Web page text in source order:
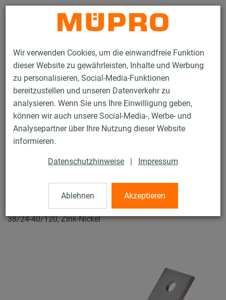
Wir verwenden Cookies, um die einwandfreie Funktion
dieser Website zu gewährleisten, Inhalte und Werbung
zu personalisieren, Social-Media-Funktionen
bereitzustellen und unseren Datenverkehr zu
analysieren. Wenn Sie uns Ihre Einwilligung geben,
können wir auch unsere Social-Media-, Werbe- und
Analysepartner über Ihre Nutzung dieser Website
informieren.
Datenschutzhinweise | Impressum
Ablehnen Akzeptieren
Kontakt
Produkte Befestigungstechnik
Feuerverzinkte Produkte
Feuerverzinkte Installationsschienen
MPC-VARIO-Gelenk
MPC-VARIO-Gelenk
MPC-VARIO-Gelenk, für Schienenmontage, für Profile
38/24-40/120, Zink-Nickel